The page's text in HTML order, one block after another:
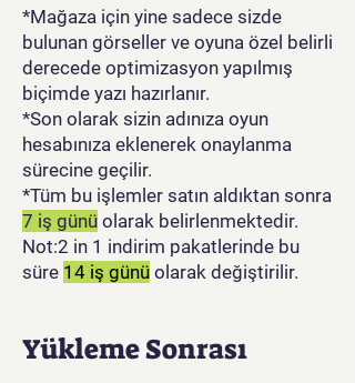
*Mağaza için yine sadece sizde
bulunan görseller ve oyuna özel belirli
derecede optimizasyon yapılmış
biçimde yazı hazırlanır.
*Son olarak sizin adınıza oyun
hesabınıza eklenerek onaylanma
sürecine geçilir.
*Tüm bu işlemler satın aldıktan sonra
7 iş günü olarak belirlenmektedir.
Not:2 in 1 indirim pakatlerinde bu
süre 14 iş günü olarak değiştirilir.
Yükleme Sonrası